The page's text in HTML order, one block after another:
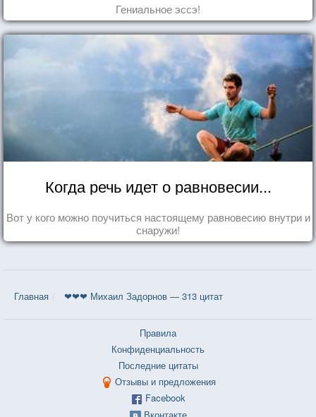
Гениальное эссэ!
Когда речь идет о равновесии...
Вот у кого можно поучиться настоящему равновесию внутри и
снаружи!
Главная ❤❤❤ Михаил Задорнов — 313 цитат
Правила
Конфиденциальность
Последние цитаты
Отзывы и предложения
Facebook